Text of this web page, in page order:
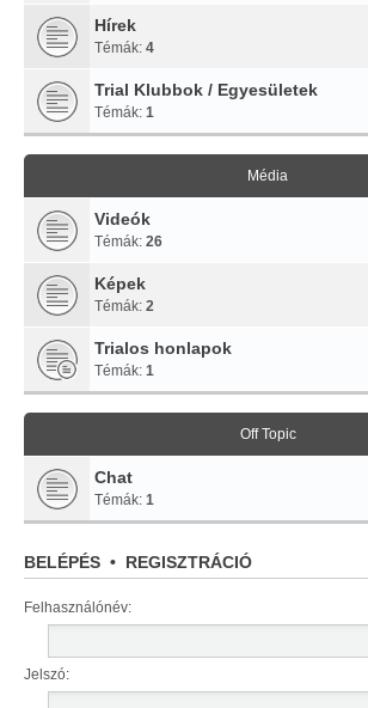
Hírek
Témák: 4
Trial Klubbok / Egyesületek
Témák: 1
Média
Videók
Témák: 26
Képek
Témák: 2
Trialos honlapok
Témák: 1
Off Topic
Chat
Témák: 1
BELÉPÉS • REGISZTRÁCIÓ
Felhasználónév:
Jelszó: